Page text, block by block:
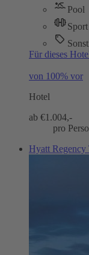
Pool
Sport
Für dieses
von 100% vor
Hotel
ab €1.004,-
pro
Hyatt Regency